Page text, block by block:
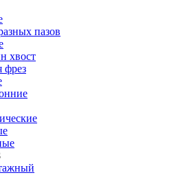
пазов
хвост
фрез